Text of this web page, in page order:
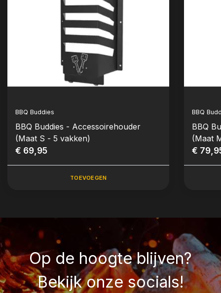
BBQ Buddies
BBQ Buddies - Accessoirehouder
(Maat S - 5 vakken)
€ 69,95
TOEVOEGEN
BBQ
BBQ
€
Op de hoogte blijven?
Bekijk onze socials!